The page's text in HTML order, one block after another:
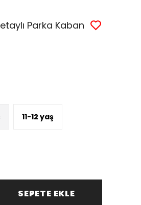
Parka Kaban
11-12 yaş
SEPETE EKLE